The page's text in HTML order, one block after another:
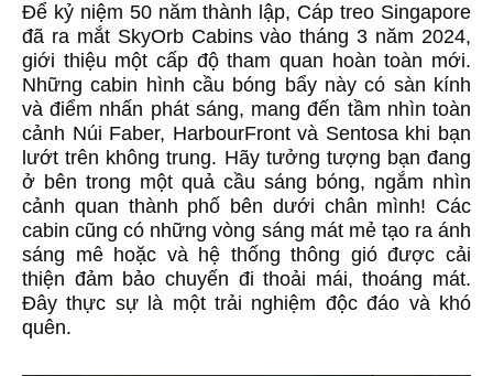
Để kỷ niệm 50 năm thành lập, Cáp treo Singapore
đã ra mắt SkyOrb Cabins vào tháng 3 năm 2024,
giới thiệu một cấp độ tham quan hoàn toàn mới.
Những cabin hình cầu bóng bẩy này có sàn kính
và điểm nhấn phát sáng, mang đến tầm nhìn toàn
cảnh Núi Faber, HarbourFront và Sentosa khi bạn
lướt trên không trung. Hãy tưởng tượng bạn đang
ở bên trong một quả cầu sáng bóng, ngắm nhìn
cảnh quan thành phố bên dưới chân mình! Các
cabin cũng có những vòng sáng mát mẻ tạo ra ánh
sáng mê hoặc và hệ thống thông gió được cải
thiện đảm bảo chuyến đi thoải mái, thoáng mát.
Đây thực sự là một trải nghiệm độc đáo và khó
quên.